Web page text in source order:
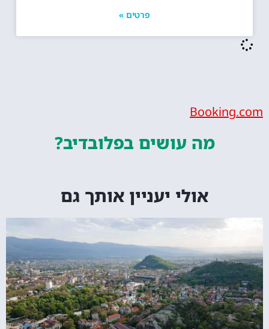
מה עושים בפלובדיב?
אולי יעניין אותך גם